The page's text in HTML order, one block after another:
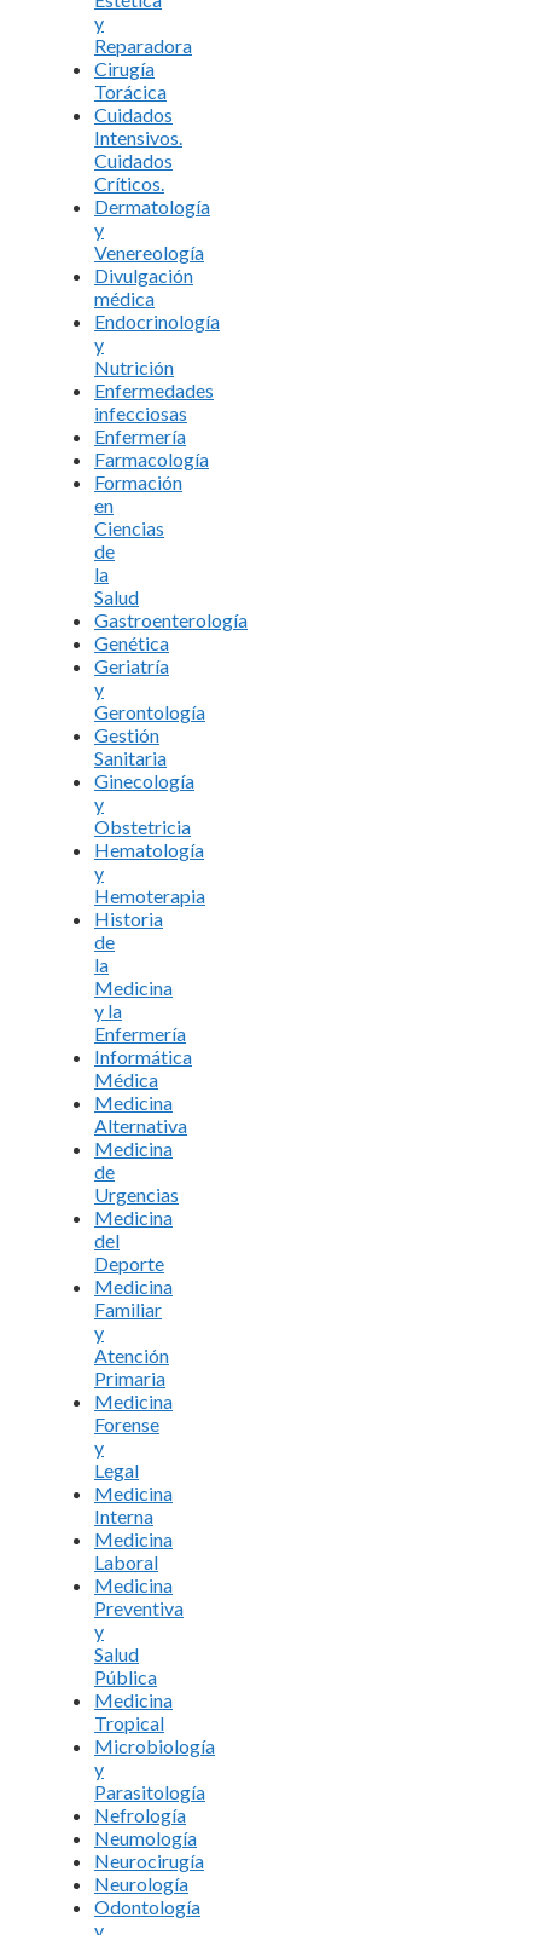
y
Reparadora
Cirugía
Torácica
Cuidados
Intensivos.
Cuidados
Críticos.
Dermatología
y
Venereología
Divulgación
médica
Endocrinología
y
Nutrición
Enfermedades
infecciosas
Enfermería
Farmacología
Formación
en
Ciencias
de
la
Salud
Gastroenterología
Genética
Geriatría
y
Gerontología
Gestión
Sanitaria
Ginecología
y
Obstetricia
Hematología
y
Hemoterapia
Historia
de
la
Medicina
y la
Enfermería
Informática
Médica
Medicina
Alternativa
Medicina
de
Urgencias
Medicina
del
Deporte
Medicina
Familiar
y
Atención
Primaria
Medicina
Forense
y
Legal
Medicina
Interna
Medicina
Laboral
Medicina
Preventiva
y
Salud
Pública
Medicina
Tropical
Microbiología
y
Parasitología
Nefrología
Neumología
Neurocirugía
Neurología
Odontología
y